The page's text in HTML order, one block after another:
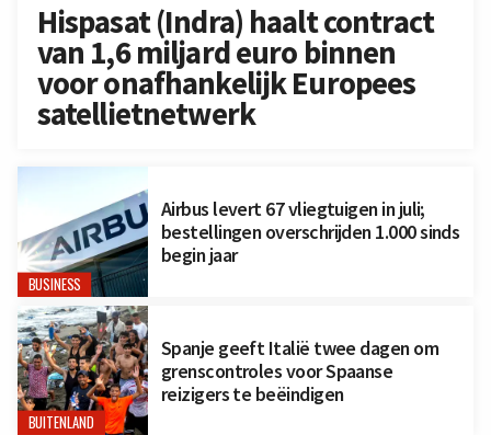
Hispasat (Indra) haalt contract
van 1,6 miljard euro binnen
voor onafhankelijk Europees
satellietnetwerk
BUSINESS
Airbus levert 67 vliegtuigen in juli;
bestellingen overschrijden 1.000 sinds
begin jaar
BUITENLAND
Spanje geeft Italië twee dagen om
grenscontroles voor Spaanse
reizigers te beëindigen